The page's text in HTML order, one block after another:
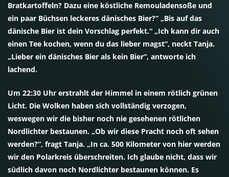
Bratkartoffeln? Dazu eine köstliche Remouladensoße und
ein paar Büchsen leckeres dänisches Bier?“ „Bis auf das
dänische Bier ist dein Vorschlag perfekt.“ „Ich kann dir auch
einen Tee kochen, wenn du das lieber magst“, neckt Tanja.
„Lieber ein dänisches Bier als kein Bier“, antworte ich
lachend.
Um 22:30 Uhr erstrahlt der Himmel in einem rötlich grünen
Licht. Die Wolken haben sich vollständig verzogen,
weswegen wir die bisher noch nie gesehenen rötlichen
Nordlichter bestaunen. „Ob wir diese Pracht noch oft sehen
werden?“, fragt Tanja. „In ca. 500 Kilometer von hier werden
wir den Polarkreis überschreiten. Ich glaube nicht, dass wir
südlich davon noch Nordlichter bestaunen können. Es